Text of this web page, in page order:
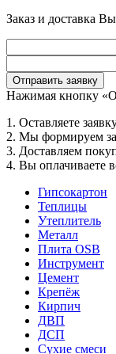
Заказ и доставка Вы
Нажимая кнопку
1. Оставляете
2. Мы формируем
3. Доставляем
4. Вы оплачиваете
Гипсокартон
Теплицы
Утеплитель
Металл
Плита OSB
Инструмент
Цемент
Крепёж
Кирпич
ДВП
ДСП
Сухие смеси